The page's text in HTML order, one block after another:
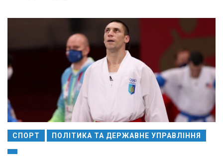
СПОРТ ПОЛІТИКА ТА ДЕРЖАВНЕ УПРАВЛІННЯ